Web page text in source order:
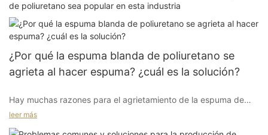
de poliuretano sea popular en esta industria
¿Por qué la espuma blanda de poliuretano se
agrieta al hacer espuma? ¿cuál es la solución?
Hay muchas razones para el agrietamiento de la espuma de
poliuretano, incluidos los factores químicos y mecánicos.
leer más